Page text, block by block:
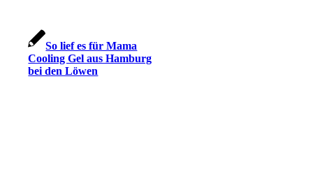
So lief es für Mama
Cooling Gel aus Hamburg
bei den Löwen